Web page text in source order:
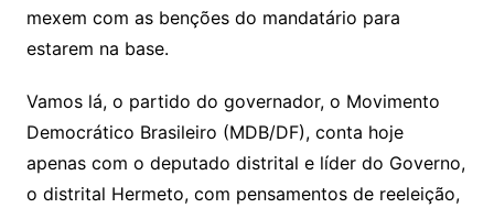
mexem com as benções do mandatário para
estarem na base.
Vamos lá, o partido do governador, o Movimento
Democrático Brasileiro (MDB/DF), conta hoje
apenas com o deputado distrital e líder do Governo,
o distrital Hermeto, com pensamentos de reeleição,